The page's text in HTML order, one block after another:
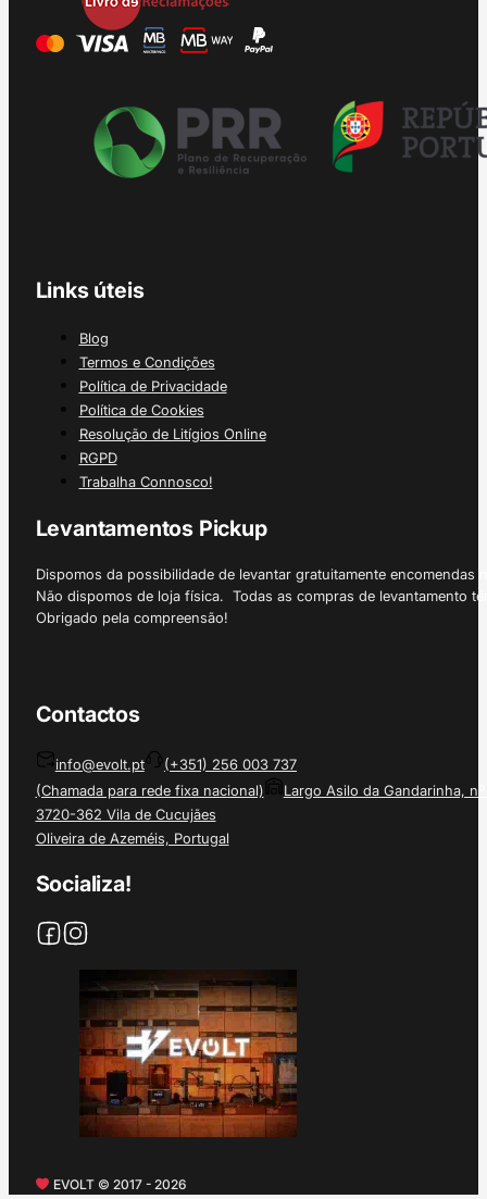
Links úteis
Blog
Termos e Condições
Política de Privacidade
Política de Cookies
Resolução de Litígios Online
RGPD
Trabalha Connosco!
Levantamentos Pickup
Dispomos da possibilidade de levantar gratuitamente
Não dispomos de loja física. Todas as compras de levantamento
Obrigado pela compreensão!
Contactos
info@evolt.pt
(+351) 256 003 737
(Chamada para rede fixa nacional)
Largo Asilo da Gandarinha, nº
3720-362 Vila de Cucujães
Oliveira de Azeméis, Portugal
Socializa!
EVOLT © 2017 - 2026